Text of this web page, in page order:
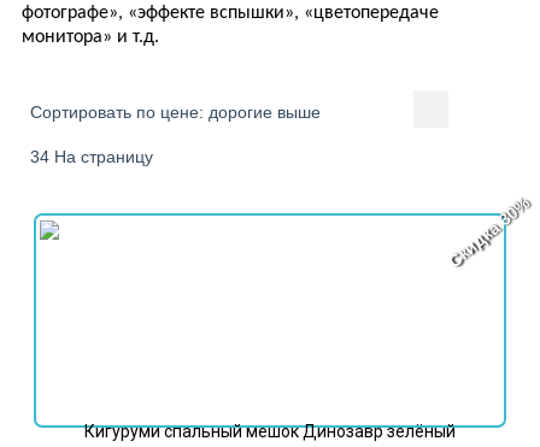
фотографе», «эффекте вспышки», «цветопередаче
монитора» и т.д.
Сортировать по цене: дорогие выше
34 На страницу
Скидка 30%
Кигуруми спальный мешок Динозавр зелёный